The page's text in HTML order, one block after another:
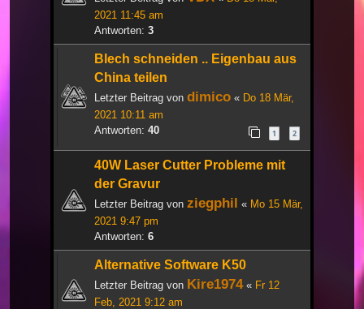
2021 11:45 am
Antworten: 3
Blech schneiden .. Eigenbau aus
China teilen
Letzter Beitrag von dimico « Do 18 Mär,
2021 10:11 am
Antworten: 40 1 2
40W Laser Cutter Probleme mit
der Gravur
Letzter Beitrag von ziegphil « Mo 15 Mär,
2021 9:47 pm
Antworten: 6
Alternative Software K50
Letzter Beitrag von Kire1974« Fr 12
Feb, 2021 9:12 am